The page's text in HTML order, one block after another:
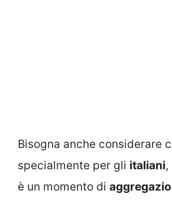
Bisogna anche considerare
specialmente per gli italiani
è un momento di